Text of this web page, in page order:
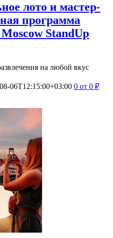
лото и мастер-
программа
StandUp
на любой вкус
06T12:15:00+03:00 0 от 0 ₽